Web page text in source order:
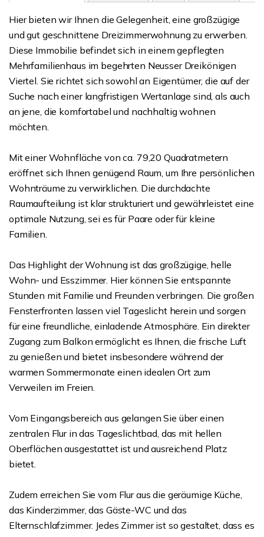
Hier bieten wir Ihnen die Gelegenheit, eine großzügige
und gut geschnittene Dreizimmerwohnung zu erwerben.
Diese Immobilie befindet sich in einem gepflegten
Mehrfamilienhaus im begehrten Neusser Dreikönigen
Viertel. Sie richtet sich sowohl an Eigentümer, die auf der
Suche nach einer langfristigen Wertanlage sind, als auch
an jene, die komfortabel und nachhaltig wohnen
möchten.
Mit einer Wohnfläche von ca. 79,20 Quadratmetern
eröffnet sich Ihnen genügend Raum, um Ihre persönlichen
Wohnträume zu verwirklichen. Die durchdachte
Raumaufteilung ist klar strukturiert und gewährleistet eine
optimale Nutzung, sei es für Paare oder für kleine
Familien.
Das Highlight der Wohnung ist das großzügige, helle
Wohn- und Esszimmer. Hier können Sie entspannte
Stunden mit Familie und Freunden verbringen. Die großen
Fensterfronten lassen viel Tageslicht herein und sorgen
für eine freundliche, einladende Atmosphäre. Ein direkter
Zugang zum Balkon ermöglicht es Ihnen, die frische Luft
zu genießen und bietet insbesondere während der
warmen Sommermonate einen idealen Ort zum
Verweilen im Freien.
Vom Eingangsbereich aus gelangen Sie über einen
zentralen Flur in das Tageslichtbad, das mit hellen
Oberflächen ausgestattet ist und ausreichend Platz
bietet.
Zudem erreichen Sie vom Flur aus die geräumige Küche,
das Kinderzimmer, das Gäste-WC und das
Elternschlafzimmer. Jedes Zimmer ist so gestaltet, dass es